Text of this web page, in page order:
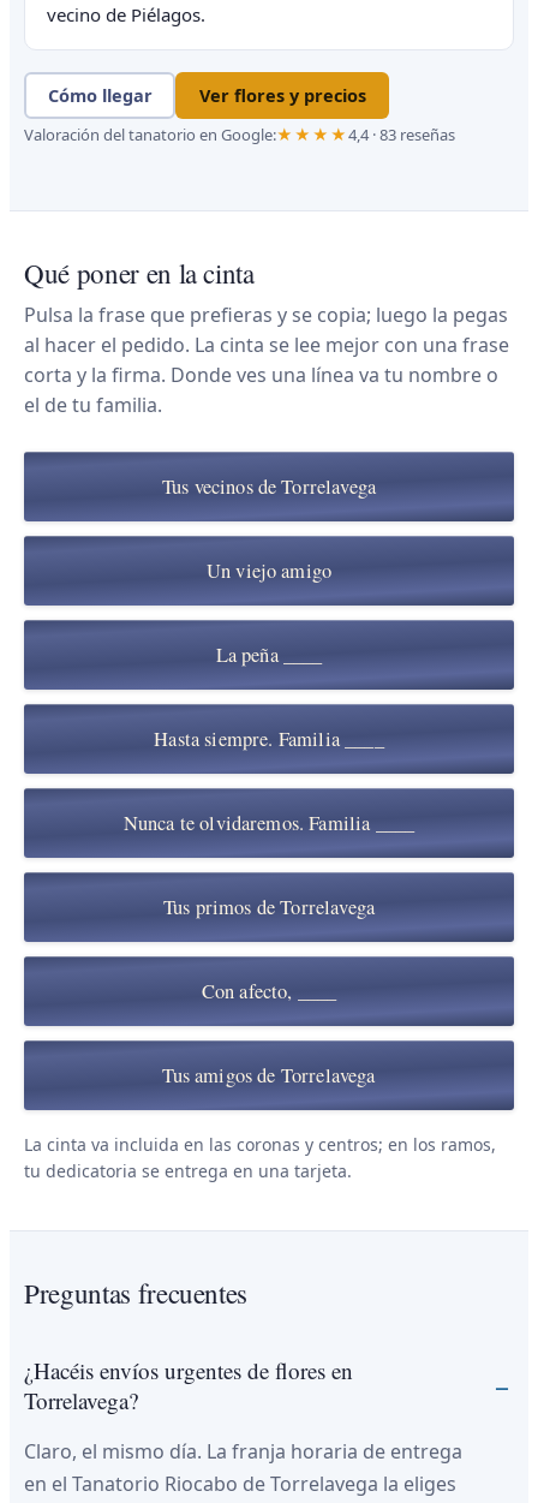
vecino de Piélagos.
Cómo llegar Ver flores y precios
Valoración del tanatorio en Google:★★★★4,4 · 83 reseñas
Qué poner en la cinta
Pulsa la frase que prefieras y se copia; luego la pegas
al hacer el pedido. La cinta se lee mejor con una frase
corta y la firma. Donde ves una línea va tu nombre o
el de tu familia.
Tus vecinos de Torrelavega
Un viejo amigo
La peña ____
Hasta siempre. Familia ____
Nunca te olvidaremos. Familia ____
Tus primos de Torrelavega
Con afecto, ____
Tus amigos de Torrelavega
La cinta va incluida en las coronas y centros; en los ramos,
tu dedicatoria se entrega en una tarjeta.
Preguntas frecuentes
¿Hacéis envíos urgentes de flores en
Torrelavega?
Claro, el mismo día. La franja horaria de entrega
en el Tanatorio Riocabo de Torrelavega la eliges